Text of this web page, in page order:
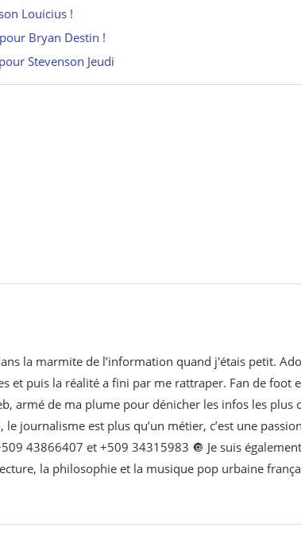
Louicius !
Bryan Destin !
Stevenson Jeudi
la marmite de l’information quand j'étais petit.
et puis la réalité a fini par me rattraper. Fan de foot
armé de ma plume pour dénicher les infos les
journalisme est plus qu’un métier, c’est une
43866407 et +509 34315983 🔘 Je suis
la philosophie et la musique pop urbaine